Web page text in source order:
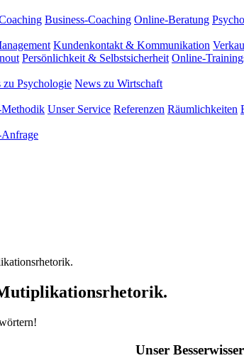
Business-Coaching Online-Beratung
Kundenkontakt & Kommunikation
Persönlichkeit & Selbstsicherheit Online-
zu Psychologie News zu Wirtschaft
Unser Service Referenzen Räumlichkeiten
Unser